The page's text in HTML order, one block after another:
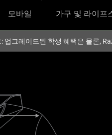
모바일 가구 및 라이프
업그레이드된 학생 혜택은 물론,